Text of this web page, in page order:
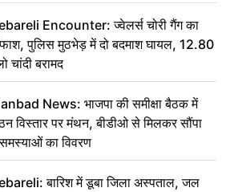
Encounter: ज्वेलर्स चोरी गैंग का
पुलिस मुठभेड़ में दो बदमाश घायल, 12.80
चांदी बरामद
News: भाजपा की समीक्षा बैठक में
विस्तार पर मंथन, बीडीओ से मिलकर सौंपा
का विवरण
बारिश में डूबा जिला अस्पताल, जल